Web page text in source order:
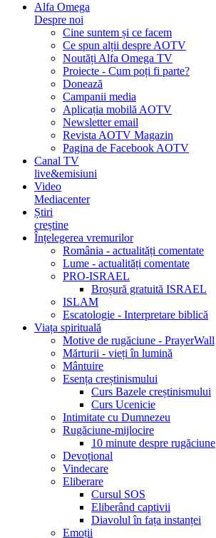
Alfa Omega
Despre noi
Cine suntem și ce facem
Ce spun alții despre AOTV
Noutăți Alfa Omega TV
Proiecte - Cum poți fi parte?
Donează
Campanii media
Aplicația mobilă AOTV
Newsletter email
Revista AOTV Magazin
Pagina de Facebook AOTV
Canal TV
live&emisiuni
Video
Mediacenter
Știri
creștine
Înțelegerea vremurilor
România - actualități comentate
Lume - actualități comentate
PRO-ISRAEL
Broșură gratuită ISRAEL
ISLAM
Escatologie - Interpretare biblică
Viața spirituală
Motive de rugăciune - PrayerWall
Mărturii - vieți în lumină
Mântuire
Esența creștinismului
Curs Bazele creștinismului
Curs Ucenicie
Intimitate cu Dumnezeu
Rugăciune-mijlocire
10 minute despre rugăciune
Devoțional
Vindecare
Eliberare
Cursul SOS
Eliberând captivii
Diavolul în fața instanței
Emoții